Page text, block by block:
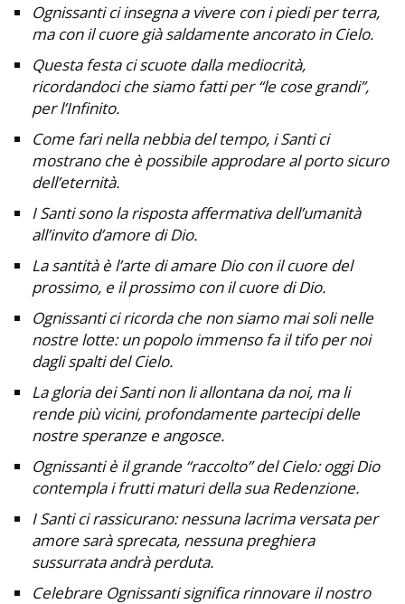
Ognissanti ci insegna a vivere con i piedi per terra,
ma con il cuore già saldamente ancorato in Cielo.
Questa festa ci scuote dalla mediocrità,
ricordandoci che siamo fatti per “le cose grandi”,
per l’Infinito.
Come fari nella nebbia del tempo, i Santi ci
mostrano che è possibile approdare al porto sicuro
dell’eternità.
I Santi sono la risposta affermativa dell’umanità
all’invito d’amore di Dio.
La santità è l’arte di amare Dio con il cuore del
prossimo, e il prossimo con il cuore di Dio.
Ognissanti ci ricorda che non siamo mai soli nelle
nostre lotte: un popolo immenso fa il tifo per noi
dagli spalti del Cielo.
La gloria dei Santi non li allontana da noi, ma li
rende più vicini, profondamente partecipi delle
nostre speranze e angosce.
Ognissanti è il grande “raccolto” del Cielo: oggi Dio
contempla i frutti maturi della sua Redenzione.
I Santi ci rassicurano: nessuna lacrima versata per
amore sarà sprecata, nessuna preghiera
sussurrata andrà perduta.
Celebrare Ognissanti significa rinnovare il nostro